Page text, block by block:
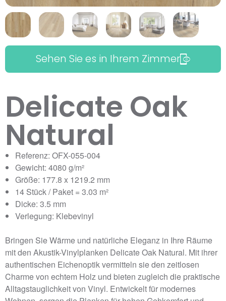
Sehen Sie es in Ihrem Zimmer
Delicate Oak
Natural
Referenz: OFX-055-004
Gewicht: 4080 g/m²
Größe: 177.8 x 1219.2 mm
14 Stück / Paket = 3.03 m²
Dicke: 3.5 mm
Verlegung: Klebevinyl
Bringen Sie Wärme und natürliche Eleganz in Ihre Räume
mit den Akustik-Vinylplanken Delicate Oak Natural. Mit ihrer
authentischen Eichenoptik vermitteln sie den zeitlosen
Charme von echtem Holz und bieten zugleich die praktische
Alltagstauglichkeit von Vinyl. Entwickelt für modernes